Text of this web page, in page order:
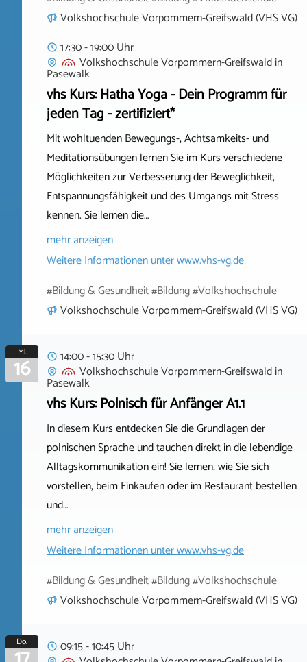
Volkshochschule Vorpommern-Greifswald (VHS VG)
17:30 - 19:00 Uhr
Volkshochschule Vorpommern-Greifswaldin
Pasewalk
vhs Kurs: Hatha Yoga - Dein Programm für
jeden Tag - zertifiziert*
Mit wohltuenden Bewegungs-, Achtsamkeits- und
Meditationsübungen lernen Sie im Kurs verschiedene
Möglichkeiten zur Verbesserung der Beweglichkeit,
Entspannungsfähigkeit und des Umgangs mit Stress
kennen. Sie lernen die…
mehr anzeigen
Weitere Informationen unterwww.vhs-vg.de
#Bildung & Gesundheit #Bildung #Volkshochschule
Volkshochschule Vorpommern-Greifswald (VHS VG)
Mi.
16
14:00 - 15:30 Uhr
Volkshochschule Vorpommern-Greifswaldin
Pasewalk
vhs Kurs: Polnisch für Anfänger A1.1
In diesem Kurs entdecken Sie die Grundlagen der
polnischen Sprache und tauchen direkt in die lebendige
Alltagskommunikation ein! Sie lernen, wie Sie sich
vorstellen, beim Einkaufen oder im Restaurant bestellen
und…
mehr anzeigen
Weitere Informationen unterwww.vhs-vg.de
#Bildung & Gesundheit #Bildung #Volkshochschule
Volkshochschule Vorpommern-Greifswald (VHS VG)
Do.
09:15 - 10:45 Uhr